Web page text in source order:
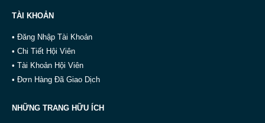
TÀI KHOẢN
• Đăng Nhập Tài Khoản
• Chi Tiết Hội Viên
• Tài Khoản Hội Viên
• Đơn Hàng Đã Giao Dịch
NHỮNG TRANG HỮU ÍCH